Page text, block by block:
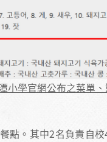
學官網公布之菜單
點。其中2名負責自